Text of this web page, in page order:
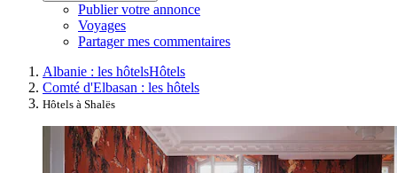
Publier votre annonce
Voyages
Partager mes commentaires
Albanie : les hôtelsHôtels
Comté d'Elbasan : les hôtels
Hôtels à Shalës